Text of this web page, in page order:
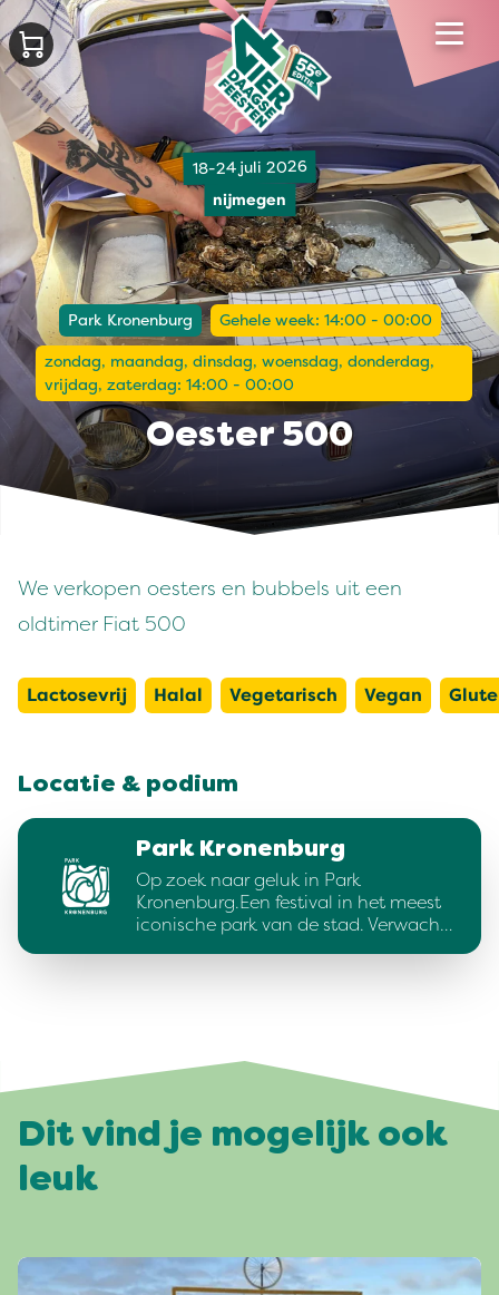
18-24 juli 2026
nijmegen
Park Kronenburg Gehele week: 14:00 - 00:00
zondag, maandag, dinsdag, woensdag, donderdag,
vrijdag, zaterdag: 14:00 - 00:00
Oester 500
We verkopen oesters en bubbels uit een
oldtimer Fiat 500
Lactosevrij Halal Vegetarisch Vegan
Locatie & podium
Park Kronenburg
Op zoek naar geluk in Park
Kronenburg.Een festival in het meest
iconische park van de stad. Verwach…
Dit vind je mogelijk ook
leuk